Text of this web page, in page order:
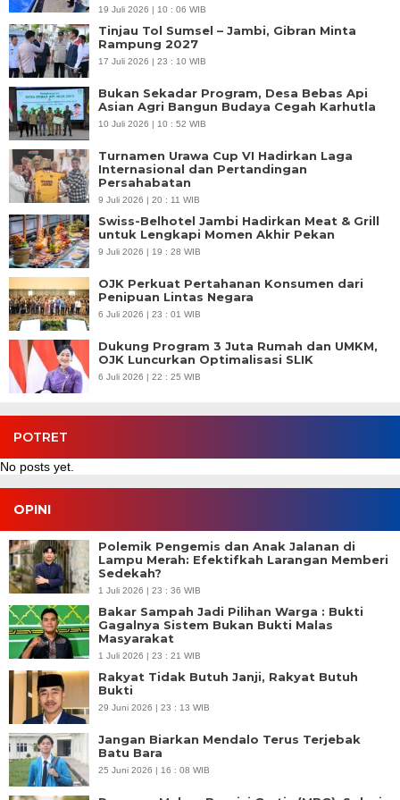
19 Juli 2026 | 10 : 06 WIB
Tinjau Tol Sumsel – Jambi, Gibran Minta
Rampung 2027
17 Juli 2026 | 23 : 10 WIB
Bukan Sekadar Program, Desa Bebas Api
Asian Agri Bangun Budaya Cegah Karhutla
10 Juli 2026 | 10 : 52 WIB
Turnamen Urawa Cup VI Hadirkan Laga
Internasional dan Pertandingan
Persahabatan
9 Juli 2026 | 20 : 11 WIB
Swiss-Belhotel Jambi Hadirkan Meat & Grill
untuk Lengkapi Momen Akhir Pekan
9 Juli 2026 | 19 : 28 WIB
OJK Perkuat Pertahanan Konsumen dari
Penipuan Lintas Negara
6 Juli 2026 | 23 : 01 WIB
Dukung Program 3 Juta Rumah dan UMKM,
OJK Luncurkan Optimalisasi SLIK
6 Juli 2026 | 22 : 25 WIB
POTRET
No posts yet.
OPINI
Polemik Pengemis dan Anak Jalanan di
Lampu Merah: Efektifkah Larangan Memberi
Sedekah?
1 Juli 2026 | 23 : 36 WIB
Bakar Sampah Jadi Pilihan Warga : Bukti
Gagalnya Sistem Bukan Bukti Malas
Masyarakat
1 Juli 2026 | 23 : 21 WIB
Rakyat Tidak Butuh Janji, Rakyat Butuh
Bukti
29 Juni 2026 | 23 : 13 WIB
Jangan Biarkan Mendalo Terus Terjebak
Batu Bara
25 Juni 2026 | 16 : 08 WIB